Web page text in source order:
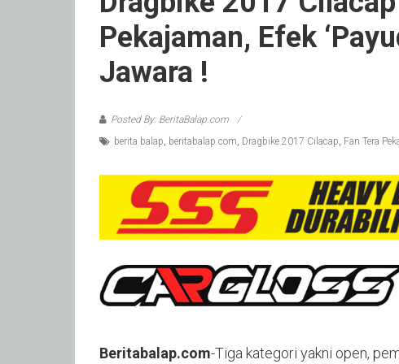
Pekajaman, Efek
Jawara !
Posted By: BeritaBalap.com
berita balap, beritabalap.com, Dragbike 2017 Cilacap, Fan Tera
Beritabalap.com-Tiga kategori yakni open,